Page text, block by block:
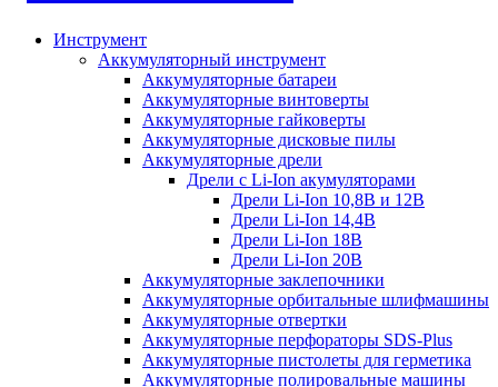
Инструмент
Аккумуляторный инструмент
Аккумуляторные батареи
Аккумуляторные винтоверты
Аккумуляторные гайковерты
Аккумуляторные дисковые пилы
Аккумуляторные дрели
Дрели с Li-Ion акумуляторами
Дрели Li-Ion 10,8В и 12В
Дрели Li-Ion 14,4В
Дрели Li-Ion 18В
Дрели Li-Ion 20В
Аккумуляторные заклепочники
Аккумуляторные орбитальные шлифмашины
Аккумуляторные отвертки
Аккумуляторные перфораторы SDS-Plus
Аккумуляторные пистолеты для герметика
Аккумуляторные полировальные машины